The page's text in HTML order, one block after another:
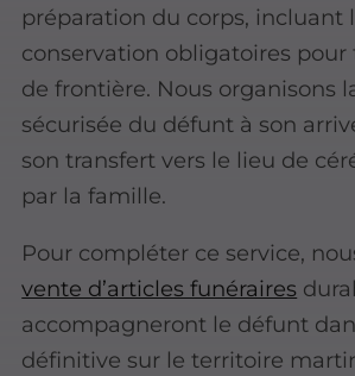
préparation du corps, incluant
conservation obligatoires pour
de frontière. Nous organisons
sécurisée du défunt à son
son transfert vers le lieu de
par la famille.
Pour compléter ce service,
vente d’articles funéraires
accompagneront le défunt
définitive sur le territoire